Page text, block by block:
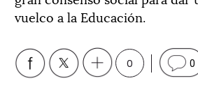
vuelco a la Educación.
0 0